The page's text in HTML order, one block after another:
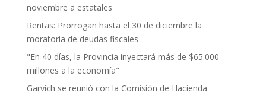
noviembre a estatales
Rentas: Prorrogan hasta el 30 de diciembre la
moratoria de deudas fiscales
"En 40 días, la Provincia inyectará más de $65.000
millones a la economía"
Garvich se reunió con la Comisión de Hacienda